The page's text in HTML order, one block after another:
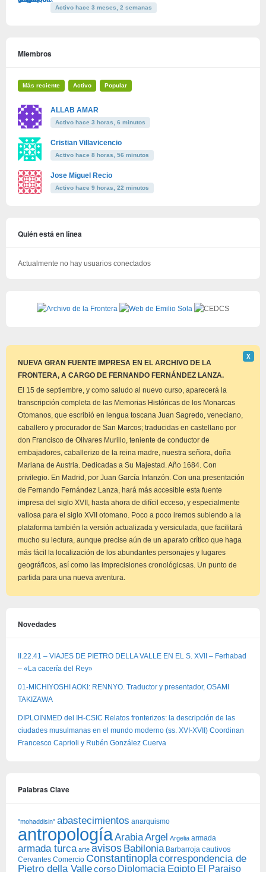
Activo hace 3 meses, 2 semanas
Miembros
Más reciente Activo Popular
ALLAB AMAR
Activo hace 3 horas, 6 minutos
Cristian Villavicencio
Activo hace 8 horas, 56 minutos
Jose Miguel Recio
Activo hace 9 horas, 22 minutos
Quién está en línea
Actualmente no hay usuarios conectados
NUEVA GRAN FUENTE IMPRESA EN EL ARCHIVO DE LA
FRONTERA, A CARGO DE FERNANDO FERNÁNDEZ LANZA.
este
Χ
El 15 de septiembre, y como saludo al nuevo curso, aparecerá la
transcripción completa de las Memorias Históricas de los Monarcas
Otomanos, que escribió en lengua toscana Juan Sagredo, veneciano,
caballero y procurador de San Marcos; traducidas en castellano por
don Francisco de Olivares Murillo, teniente de conductor de
embajadores, caballerizo de la reina madre, nuestra señora, doña
Mariana de Austria. Dedicadas a Su Majestad. Año 1684. Con
privilegio. En Madrid, por Juan García Infanzón. Con una presentación
de Fernando Fernández Lanza, hará más accesible esta fuente
impresa del siglo XVII, hasta ahora de difícil ecceso, y especialmente
valiosa para el siglo XVII otomano. Poco a poco iremos subiendo a la
plataforma también la versión actualizada y versiculada, que facilitará
mucho su lectura, aunque precise aún de un aparato crítico que haga
más fácil la localización de los abundantes personajes y lugares
geográficos, así como las imprecisiones cronológicsas. Un punto de
partida para una nueva aventura.
Novedades
II.22.41 – VIAJES DE PIETRO DELLA VALLE EN EL S. XVII – Ferhabad
– «La cacería del Rey»
01-MICHIYOSHI AOKI: RENNYO. Traductor y presentador, OSAMI
TAKIZAWA
DIPLOINMED del IH-CSIC Relatos fronterizos: la descripción de las
ciudades musulmanas en el mundo moderno (ss. XVI-XVII) Coordinan
Francesco Caprioli y Rubén González Cuerva
Palabras Clave
"mohaddisin" abastecimientos anarquismo
antropología ArabiaArgel Argelia armada
armada turca arte avisos Babilonia Barbarroja cautivos
Cervantes Comercio Constantinopla correspondencia de
Pietro della Vallecorso Diplomacia Egipto El Paraiso